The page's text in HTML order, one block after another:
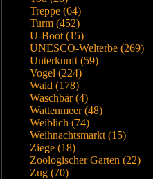
Treppe (64)
Turm (452)
U-Boot (15)
UNESCO-Welterbe (269)
Unterkunft (59)
Vogel (224)
Wald (178)
Waschbär (4)
Wattenmeer (48)
Weiblich (74)
Weihnachtsmarkt (15)
Ziege (18)
Zoologischer Garten (22)
Zug (70)